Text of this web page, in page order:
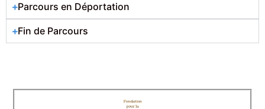
Parcours en Déportation
Fin de Parcours